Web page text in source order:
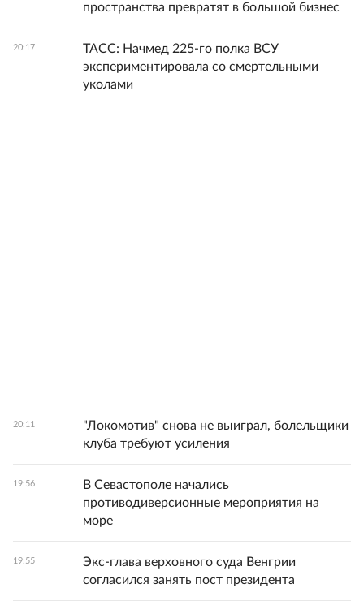
пространства превратят в большой бизнес
20:17
ТАСС: Начмед 225-го полка ВСУ
экспериментировала со смертельными
уколами
20:11
"Локомотив" снова не выиграл, болельщики
клуба требуют усиления
19:56
В Севастополе начались
противодиверсионные мероприятия на
море
19:55
Экс-глава верховного суда Венгрии
согласился занять пост президента